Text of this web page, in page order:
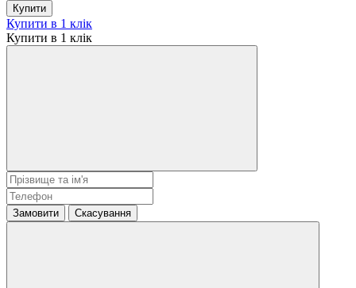
Купити
Купити в 1 клік
Купити в 1 клік
Замовити Скасування